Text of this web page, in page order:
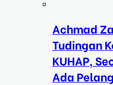
Achmad
Tudingan
KUHAP,
Ada